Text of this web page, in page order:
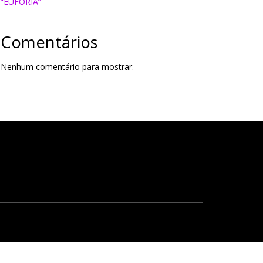
Comentários
Nenhum comentário para mostrar.